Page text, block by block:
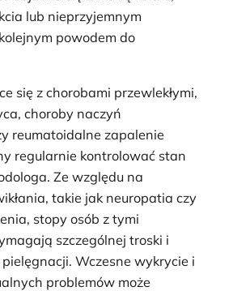
lub nieprzyjemnym
powodem do
się z chorobami przewlekłymi,
choroby naczyń
reumatoidalne zapalenie
regularnie kontrolować stan
Ze względu na
takie jak neuropatia czy
stopy osób z tymi
szczególnej troski i
Wczesne wykrycie i
problemów może